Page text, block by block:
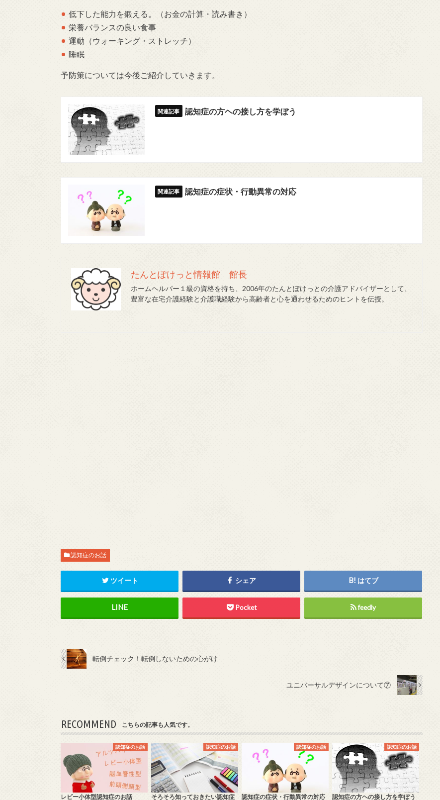
低下した能力を鍛える。（お金の計算・読み書き）
栄養バランスの良い食事
運動（ウォーキング・ストレッチ）
睡眠
予防策については今後ご紹介していきます。
認知症の方ヘの接し方を学ぼう
認知症の症状・行動異常の対応
たんとぽけっと情報館 館長
ホームヘルパー１級の資格を持ち、2006年のたんとぽけっとの介護アドバイザーとして、
豊富な在宅介護経験と介護職経験から高齢者と心を通わせるためのヒントを伝授。
認知症のお話
ツイート シェア はてブ
Pocket feedly
転倒チェック！転倒しないための心がけ
ユニバーサルデザインについて⑦
RECOMMEND こちらの記事も人気です。
認知症のお話
レビー小体型認知症のお話
認知症のお話
そろそろ知っておきたい認知症
認知症のお話
認知症の症状・行動異常の対応
認知症のお話
認知症の方ヘの接し方を学ぼう